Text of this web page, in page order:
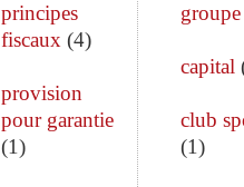
principes
fiscaux (4)
provision
pour garantie
(1)
groupe
capital
club
(1)